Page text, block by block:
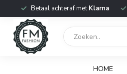
Betaal achteraf metKlarna
HOME